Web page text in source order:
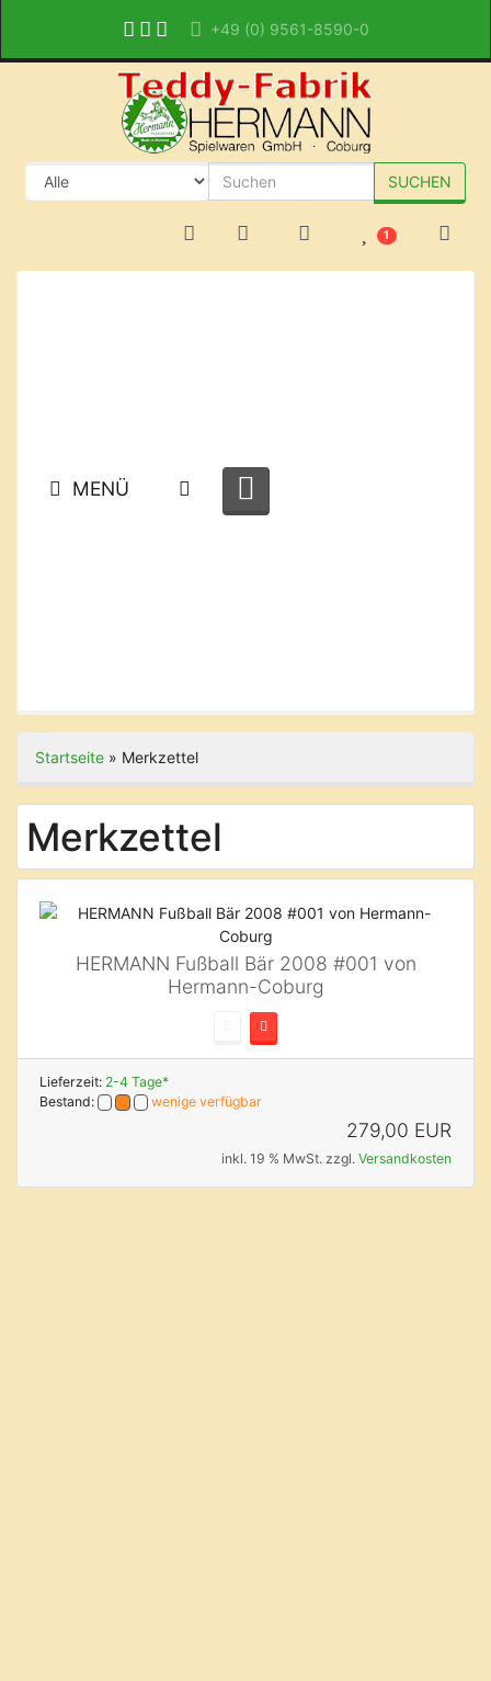
+49 (0) 9561-8590-0
SUCHEN
1
MENÜ
Startseite » Merkzettel
Merkzettel
HERMANN Fußball Bär 2008 #001 von
Hermann-Coburg
Lieferzeit: 2-4 Tage*
Bestand:
wenige verfügbar
279,00 EUR
inkl. 19 % MwSt. zzgl. Versandkosten